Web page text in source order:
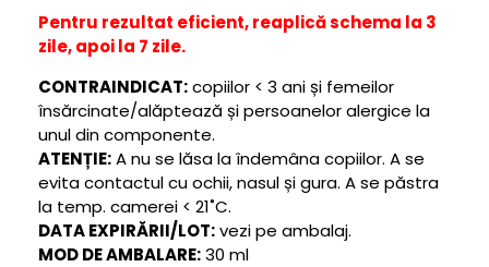
Pentru rezultat eficient, reaplică schema la 3
zile, apoi la 7 zile.
CONTRAINDICAT:copiilor < 3 ani și femeilor
însărcinate/alăptează și persoanelor alergice la
unul din componente.
ATENȚIE:A nu se lăsa la îndemâna copiilor. A se
evita contactul cu ochii, nasul și gura. A se păstra
la temp. camerei < 21˚C.
DATA EXPIRĂRII/LOT:vezi pe ambalaj.
MOD DE AMBALARE:30 ml